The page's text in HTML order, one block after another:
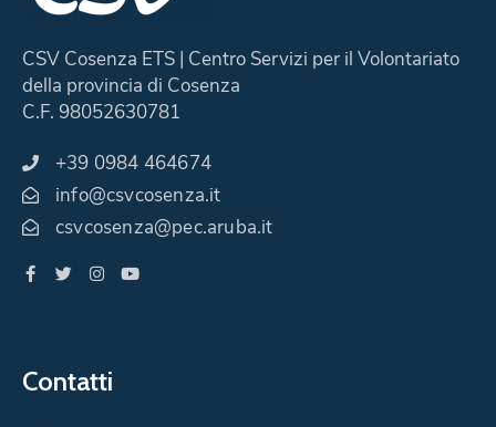
CSV Cosenza ETS | Centro Servizi per il Volontariato
della provincia di Cosenza
C.F. 98052630781
+39 0984 464674
info@csvcosenza.it
csvcosenza@pec.aruba.it
Contatti